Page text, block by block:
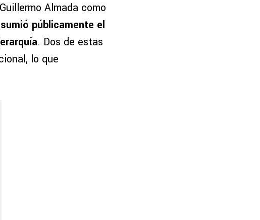
Almada como
públicamente el
. Dos de estas
lo que